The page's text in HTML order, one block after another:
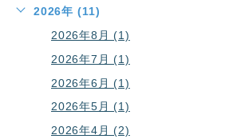
2026年 (11)
2026年8月 (1)
2026年7月 (1)
2026年6月 (1)
2026年5月 (1)
2026年4月 (2)